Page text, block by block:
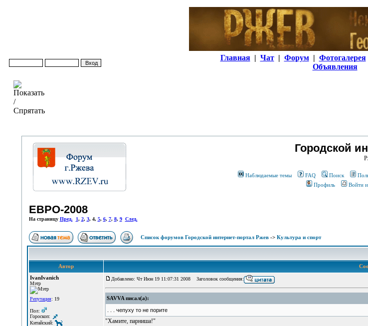
Главная | Чат | Форум | Фотогалерея
Объявления
Городской
Наблюдаемые темы FAQ Поиск
Профиль
Войти
ЕВРО-2008
На страницу Пред. 1, 2, 3, 4, 5, 6, 7, 8, 9 След.
Список форумов Городской интернет-портал Ржев-> Культура и спорт
Автор
IvanIvanich
Мэтр
Репутация: 19
Пол:
Гороскоп:
Китайский:
Добавлено: Чт Июн 19 11:07:31 2008 Заголовок сообщения:
SAVVA писал(а):
. . . чепуху то не порите
"Хамите, парниша!"